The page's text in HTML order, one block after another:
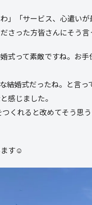
」「サービス、心遣い
さった方皆さんにそう言
式って素敵ですね。お
結婚式だったね。と言っ
感じました。
くれると改めてそう思う
ます☺︎